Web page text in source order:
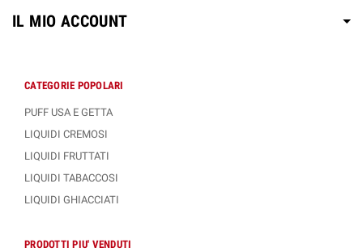
IL MIO ACCOUNT
CATEGORIE POPOLARI
PUFF USA E GETTA
LIQUIDI CREMOSI
LIQUIDI FRUTTATI
LIQUIDI TABACCOSI
LIQUIDI GHIACCIATI
PRODOTTI PIU' VENDUTI